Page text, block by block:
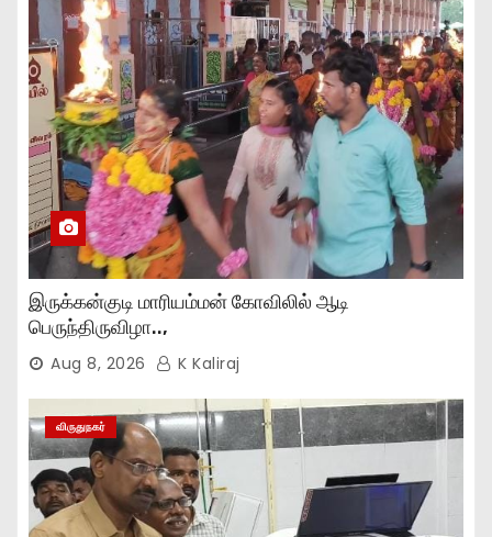
இருக்கன்குடி மாரியம்மன் கோவிலில் ஆடி
பெருந்திருவிழா..,
Aug 8, 2026 K Kaliraj
விருதுநகர்